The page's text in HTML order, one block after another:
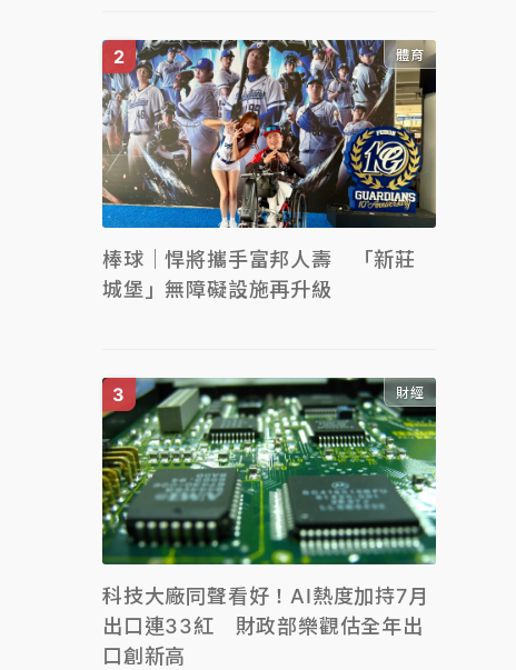
體育
棒球｜悍將攜手富邦人壽 「新莊
城堡」無障礙設施再升級
財經
科技大廠同聲看好！AI熱度加持7月
出口連33紅 財政部樂觀估全年出
口創新高